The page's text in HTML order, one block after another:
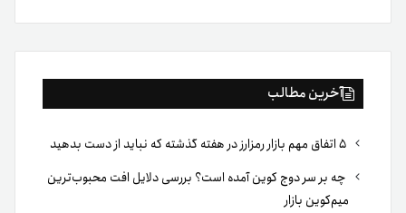
بوک
آخرین مطالب
چه بر سر دوج کوین آمده است؟ بررسی دلایل افت محبوب‌ترین
میم‌کوین بازار